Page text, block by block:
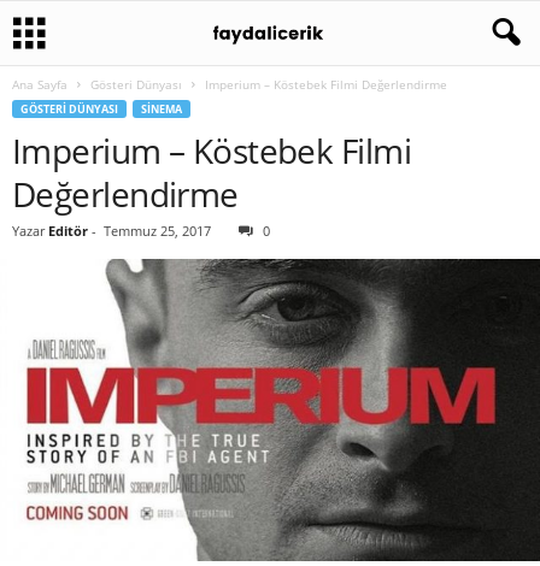
Ana Sayfa Gösteri Dünyası Imperium – Köstebek Filmi Değerlendirme
GÖSTERI DÜNYASI SINEMA
Imperium – Köstebek Filmi
Değerlendirme
Yazar Editör - Temmuz 25, 2017 0